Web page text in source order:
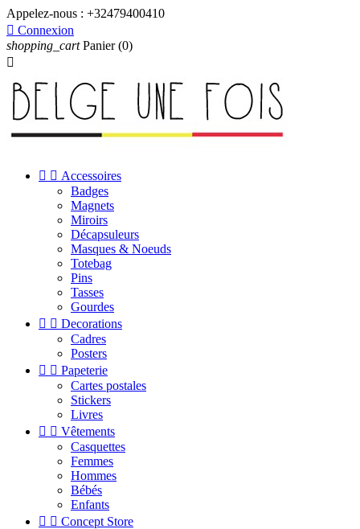
Appelez-nous : +32479400410
 Connexion
shopping_cart Panier (0)

  Accessoires
Badges
Magnets
Miroirs
Décapsuleurs
Masques & Noeuds
Totebag
Pins
Tasses
Gourdes
  Decorations
Cadres
Posters
  Papeterie
Cartes postales
Stickers
Livres
  Vêtements
Casquettes
Femmes
Hommes
Bébés
Enfants
  Concept Store